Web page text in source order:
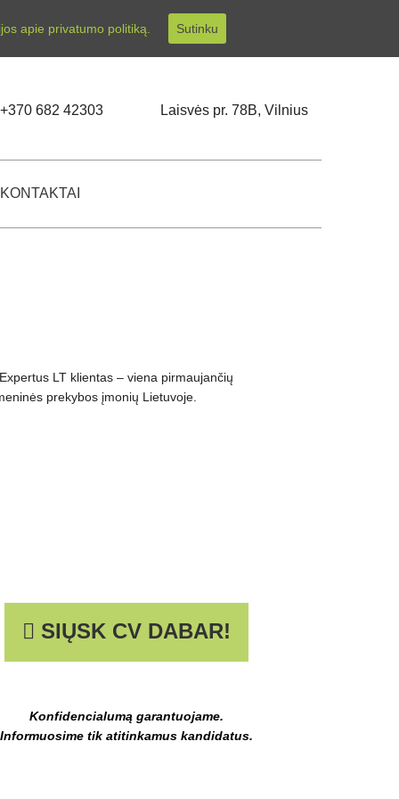
Laisvės pr. 78B, Vilnius
+370 682 42303
KONTAKTAI
LT klientas – viena pirmaujančių
prekybos įmonių Lietuvoje.
SIŲSK CV DABAR!
Konfidencialumą garantuojame.
Informuosime tik atitinkamus kandidatus.
apie privatumo politiką. Sutinku